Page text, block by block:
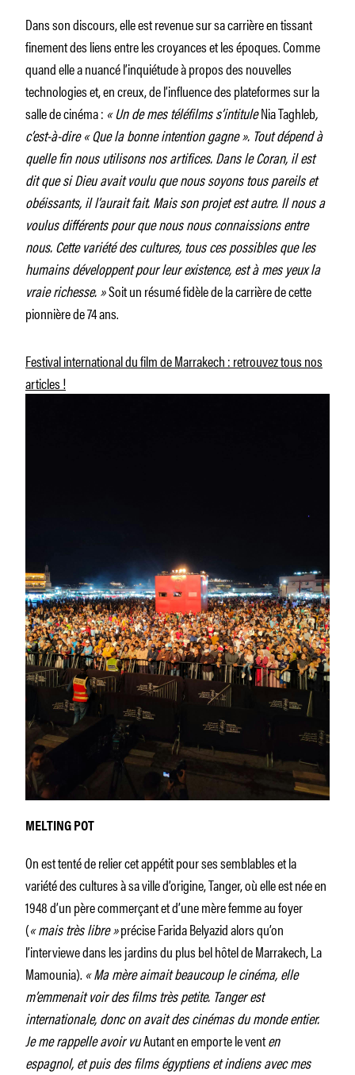
Dans son discours, elle est revenue sur sa carrière en tissant
finement des liens entre les croyances et les époques. Comme
quand elle a nuancé l’inquiétude à propos des nouvelles
technologies et, en creux, de l’influence des plateformes sur la
salle de cinéma : « Un de mes téléfilms s’intituleNia Taghleb,
c’est-à-dire « Que la bonne intention gagne ». Tout dépend à
quelle fin nous utilisons nos artifices. Dans le Coran, il est
dit que si Dieu avait voulu que nous soyons tous pareils et
obéissants, il l’aurait fait. Mais son projet est autre. Il nous a
voulus différents pour que nous nous connaissions entre
nous. Cette variété des cultures, tous ces possibles que les
humains développent pour leur existence, est à mes yeux la
vraie richesse. »Soit un résumé fidèle de la carrière de cette
pionnière de 74 ans.
Festival international du film de Marrakech : retrouvez tous nos
articles !
MELTING POT
On est tenté de relier cet appétit pour ses semblables et la
variété des cultures à sa ville d’origine, Tanger, où elle est née en
1948 d’un père commerçant et d’une mère femme au foyer
(« mais très libre »précise Farida Belyazid alors qu’on
l’interviewe dans les jardins du plus bel hôtel de Marrakech, La
Mamounia). « Ma mère aimait beaucoup le cinéma, elle
m’emmenait voir des films très petite. Tanger est
internationale, donc on avait des cinémas du monde entier.
Je me rappelle avoir vuAutant en emporte le venten
espagnol, et puis des films égyptiens et indiens avec mes